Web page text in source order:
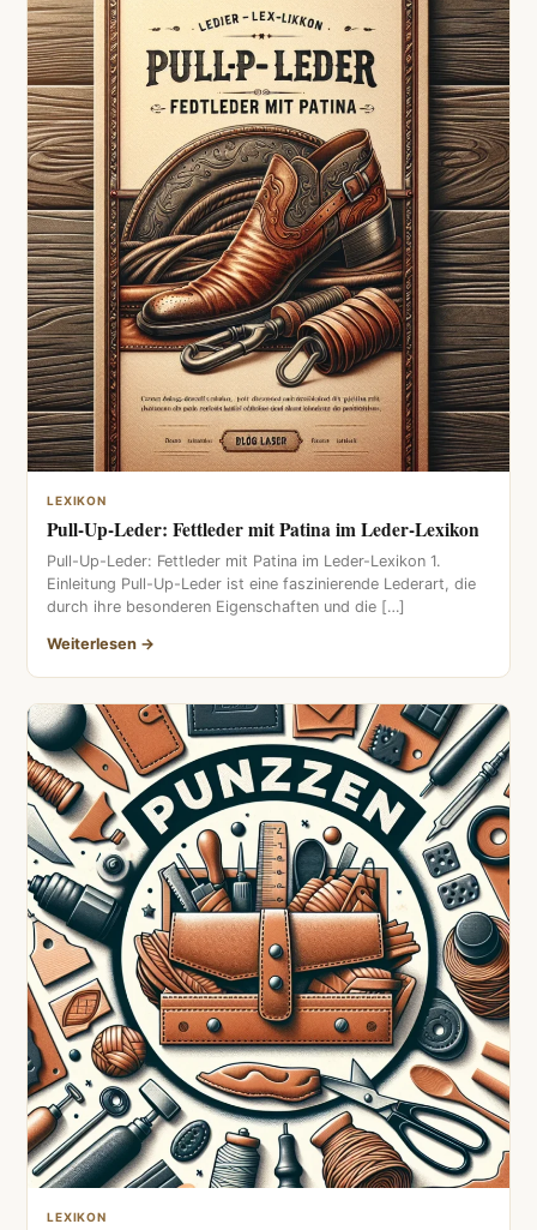
LEXIKON
Pull-Up-Leder: Fettleder mit Patina im Leder-Lexikon
Pull-Up-Leder: Fettleder mit Patina im Leder-Lexikon 1.
Einleitung Pull-Up-Leder ist eine faszinierende Lederart, die
durch ihre besonderen Eigenschaften und die […]
Weiterlesen →
LEXIKON